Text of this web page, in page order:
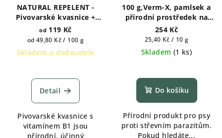
NATURAL REPELENT -
Pivovarské kvasnice +
Vitamin B1 - pro psy -
100g, 250g a 500g
od 119 Kč
Měrná
cena:
od 49,80 Kč / 100 g
Skladem u dodavatele
Detail
Pivovarské kvasnice s
vitamínem B1 jsou
přírodní, účinný
100 g,Verm-X, pamlsek a
přírodní prostředek na
podporu
"bezchemického"
odčervení psa
254 Kč
Měrná
cena:
25,40 Kč / 10 g
Skladem (1 ks)
Do košíku
Přírodní produkt pro psy
proti střevním parazitům.
Pokud hledáte...